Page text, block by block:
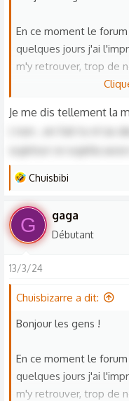
En ce moment le
quelques jours j'ai
m'y retrouver, trop de
ferait plaisir. Merci xD
Votre reine,
Je me dis tellement la
L
s
r
é
c
o
s
Chuisbibi
G gaga
Débutant
13/3/24
Chuisbizarre a dit:
Bonjour les gens !
En ce moment le
quelques jours j'ai
m'y retrouver, trop de